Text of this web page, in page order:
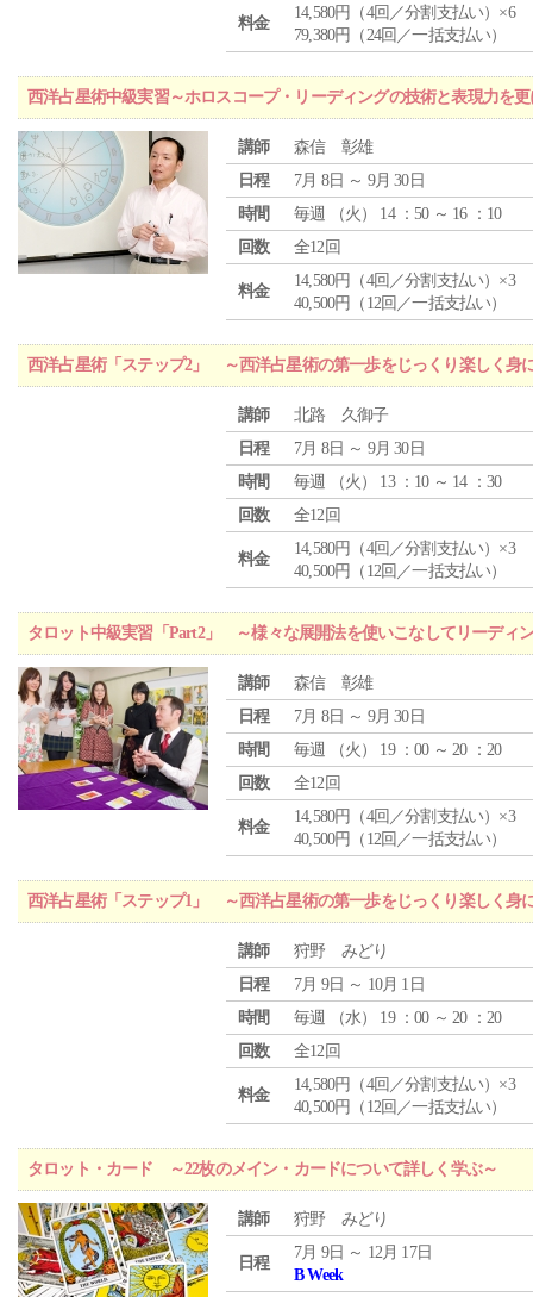
料金
14,580円（4回／分割支払い）×6
79,380円（24回／一括支払い）
西洋占星術中級実習～ホロスコープ・リーディングの技術と表現力を
講師
森信 彰雄
日程
7月 8日 ～ 9月 30日
時間
毎週 （火 ） 14 ：50 ～ 16 ：10
回数
全12回
料金
14,580円（4回／分割支払い）×3
40,500円（12回／一括支払い）
西洋占星術「ステップ2」 ～西洋占星術の第一歩をじっくり楽しく身
講師
北路 久御子
日程
7月 8日 ～ 9月 30日
時間
毎週 （火 ） 13 ：10 ～ 14 ：30
回数
全12回
料金
14,580円（4回／分割支払い）×3
40,500円（12回／一括支払い）
タロット中級実習「Part2」 ～様々な展開法を使いこなしてリーディ
講師
森信 彰雄
日程
7月 8日 ～ 9月 30日
時間
毎週 （火 ） 19 ：00 ～ 20 ：20
回数
全12回
料金
14,580円（4回／分割支払い）×3
40,500円（12回／一括支払い）
西洋占星術「ステップ1」 ～西洋占星術の第一歩をじっくり楽しく身
講師
狩野 みどり
日程
7月 9日 ～ 10月 1日
時間
毎週 （水） 19 ：00 ～ 20 ：20
回数
全12回
料金
14,580円（4回／分割支払い）×3
40,500円（12回／一括支払い）
タロット・カード ～22枚のメイン・カードについて詳しく学ぶ～
講師 狩野 みどり
日程
7月 9日 ～ 12月 17日
B Week